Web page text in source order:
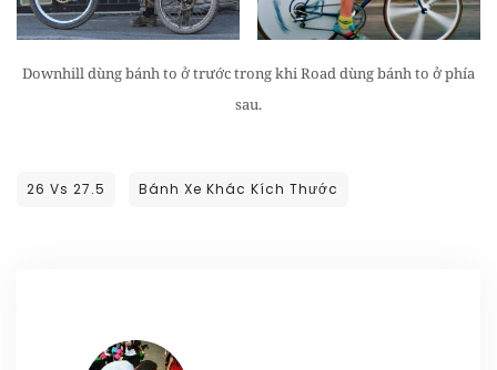
Downhill dùng bánh to ở trước trong khi Road dùng bánh to ở phía
sau.
26 Vs 27.5 Bánh Xe Khác Kích Thước